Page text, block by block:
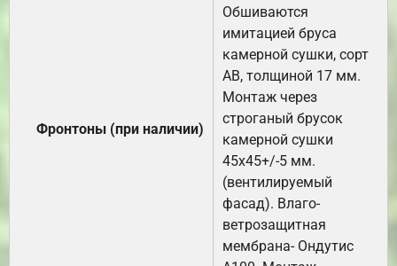
Фронтоны (при наличии)
Обшиваются
имитацией бруса
камерной сушки, сорт
АВ, толщиной 17 мм.
Монтаж через
строганый брусок
камерной сушки
45х45+/-5 мм.
(вентилируемый
фасад). Влаго-
ветрозащитная
мембрана- Ондутис